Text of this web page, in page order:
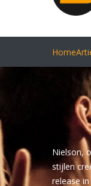
Home
Nielson,
stijlen
release